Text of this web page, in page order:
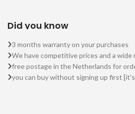
Did you know
3 months warranty on your purchases
We have competitive prices and a wide
free postage in the Netherlands for
you can buy without signing up first